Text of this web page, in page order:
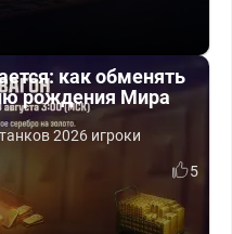
как обменять
рождения Мира
2026 игроки
5